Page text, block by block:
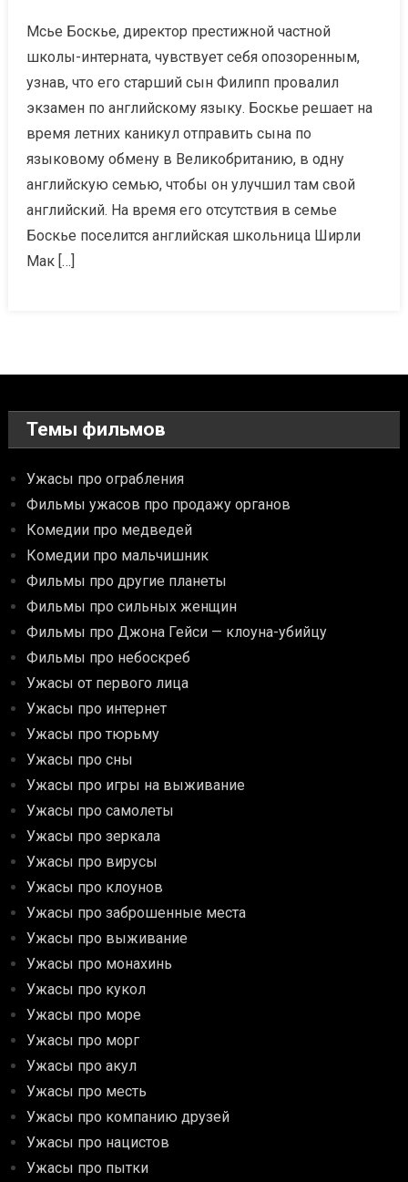
Мсье Боскье, директор престижной частной
школы-интерната, чувствует себя опозоренным,
узнав, что его старший сын Филипп провалил
экзамен по английскому языку. Боскье решает на
время летних каникул отправить сына по
языковому обмену в Великобританию, в одну
английскую семью, чтобы он улучшил там свой
английский. На время его отсутствия в семье
Боскье поселится английская школьница Ширли
Мак […]
Темы фильмов
Ужасы про ограбления
Фильмы ужасов про продажу органов
Комедии про медведей
Комедии про мальчишник
Фильмы про другие планеты
Фильмы про сильных женщин
Фильмы про Джона Гейси — клоуна-убийцу
Фильмы про небоскреб
Ужасы от первого лица
Ужасы про интернет
Ужасы про тюрьму
Ужасы про сны
Ужасы про игры на выживание
Ужасы про самолеты
Ужасы про зеркала
Ужасы про вирусы
Ужасы про клоунов
Ужасы про заброшенные места
Ужасы про выживание
Ужасы про монахинь
Ужасы про кукол
Ужасы про море
Ужасы про морг
Ужасы про акул
Ужасы про месть
Ужасы про компанию друзей
Ужасы про нацистов
Ужасы про пытки